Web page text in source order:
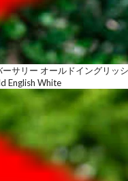
サリー オールドイングリッ
English White